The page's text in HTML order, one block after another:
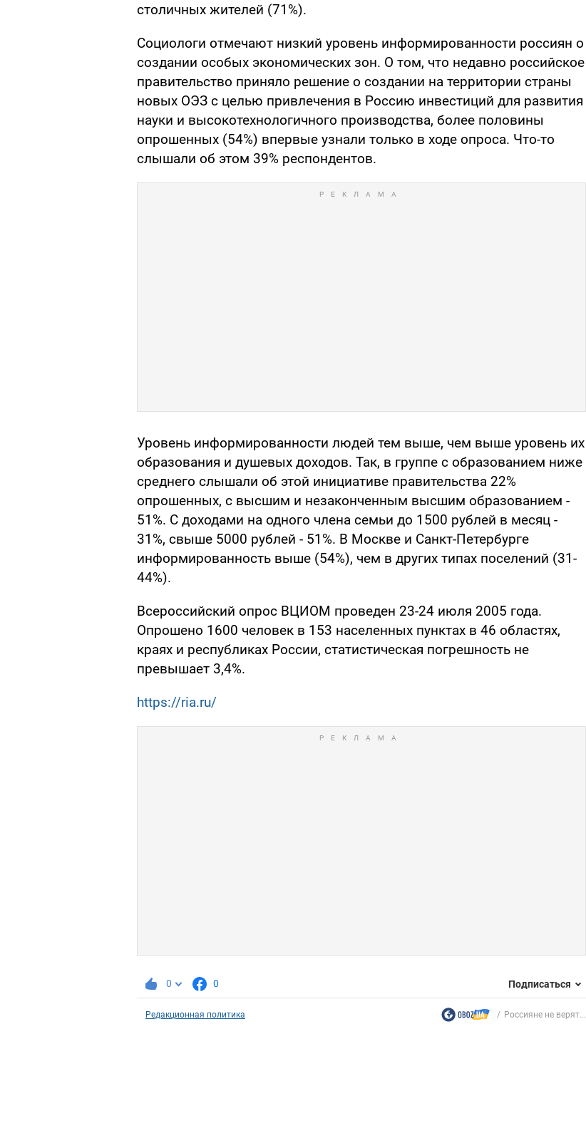
столичных жителей (71%).
Социологи отмечают низкий уровень информированности россиян о
создании особых экономических зон. О том, что недавно российское
правительство приняло решение о создании на территории страны
новых ОЭЗ с целью привлечения в Россию инвестиций для развития
науки и высокотехнологичного производства, более половины
опрошенных (54%) впервые узнали только в ходе опроса. Что-то
слышали об этом 39% респондентов.
Уровень информированности людей тем выше, чем выше уровень их
образования и душевых доходов. Так, в группе с образованием ниже
среднего слышали об этой инициативе правительства 22%
опрошенных, с высшим и незаконченным высшим образованием -
51%. С доходами на одного члена семьи до 1500 рублей в месяц -
31%, свыше 5000 рублей - 51%. В Москве и Санкт-Петербурге
информированность выше (54%), чем в других типах поселений (31-
44%).
Всероссийский опрос ВЦИОМ проведен 23-24 июля 2005 года.
Опрошено 1600 человек в 153 населенных пунктах в 46 областях,
краях и республиках России, статистическая погрешность не
превышает 3,4%.
https://ria.ru/
0 0 Подписаться
Редакционная политика Россияне не верят...